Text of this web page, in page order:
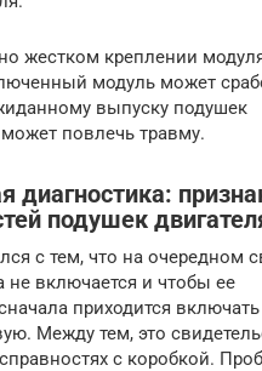
жестком креплении
модуль может
выпуску подушек
повлечь травму.
диагностика:
подушек
с тем, что на очередном
не включается и чтобы ее
приходится
Между тем, это
с коробкой.